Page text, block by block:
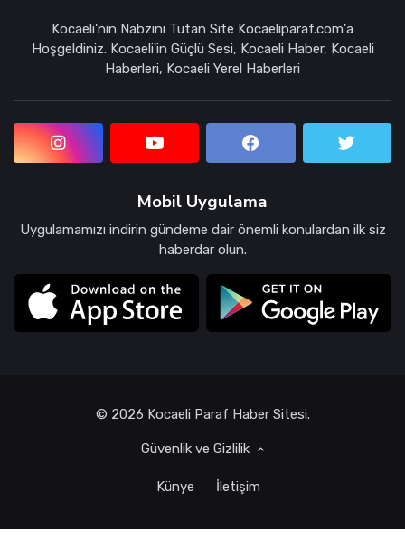
Kocaeli'nin Nabzını Tutan Site Kocaeliparaf.com'a
Hoşgeldiniz. Kocaeli'in Güçlü Sesi, Kocaeli Haber, Kocaeli
Haberleri, Kocaeli Yerel Haberleri
Mobil Uygulama
Uygulamamızı indirin gündeme dair önemli konulardan ilk siz
haberdar olun.
© 2026 Kocaeli Paraf Haber Sitesi.
Güvenlik ve Gizlilik
Künye İletişim